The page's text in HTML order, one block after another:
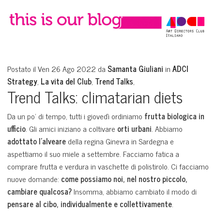
Postato il Ven 26 Ago 2022 daSamanta Giuliani inADCI
Strategy, La vita del Club, Trend Talks,
Trend Talks: climatarian diets
Da un po’ di tempo, tutti i giovedì ordiniamo frutta biologica in
ufficio. Gli amici iniziano a coltivare orti urbani. Abbiamo
adottato l’alvearedella regina Ginevra in Sardegna e
aspettiamo il suo miele a settembre. Facciamo fatica a
comprare frutta e verdura in vaschette di polistirolo. Ci facciamo
nuove domande: come possiamo noi, nel nostro piccolo,
cambiare qualcosa?Insomma, abbiamo cambiato il modo di
pensare al cibo, individualmente e collettivamente.